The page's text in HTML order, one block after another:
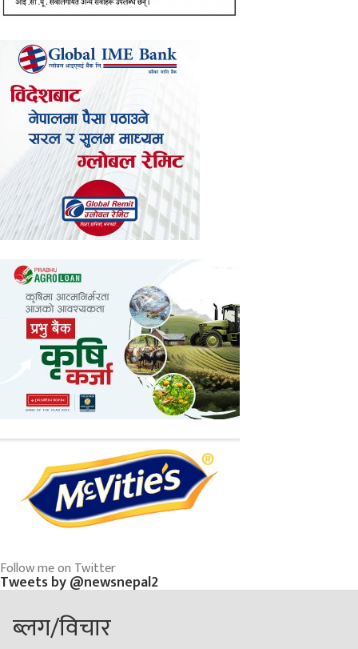
Follow me on Twitter
Tweets by @newsnepal2
ब्लग/विचार